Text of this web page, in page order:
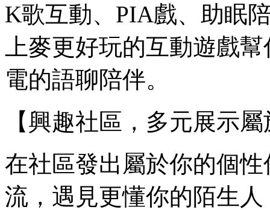
K歌互動、PIA戲、助眠
上麥更好玩的互動遊戲
電的語聊陪伴。
【興趣社區，多元展示
在社區發出屬於你的個
流，遇見更懂你的陌生